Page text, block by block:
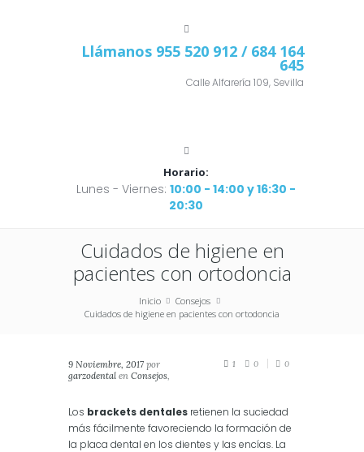
Llámanos 955 520 912 / 684 164
645
Calle Alfarería 109, Sevilla
Horario:
Lunes - Viernes: 10:00 - 14:00 y 16:30 -
20:30
Cuidados de higiene en
pacientes con ortodoncia
Inicio
Consejos
Cuidados de higiene en pacientes con ortodoncia
9 Noviembre, 2017 por
garzodental en Consejos
1 0 0
Los brackets dentales retienen la suciedad
más fácilmente favoreciendo la formación de
la placa dental en los dientes y las encías. La